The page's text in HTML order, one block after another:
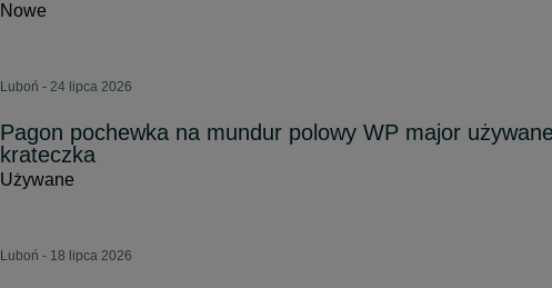
Nowe
Luboń - 24 lipca 2026
Pagon pochewka na mundur polowy WP major
krateczka
Używane
Luboń - 18 lipca 2026